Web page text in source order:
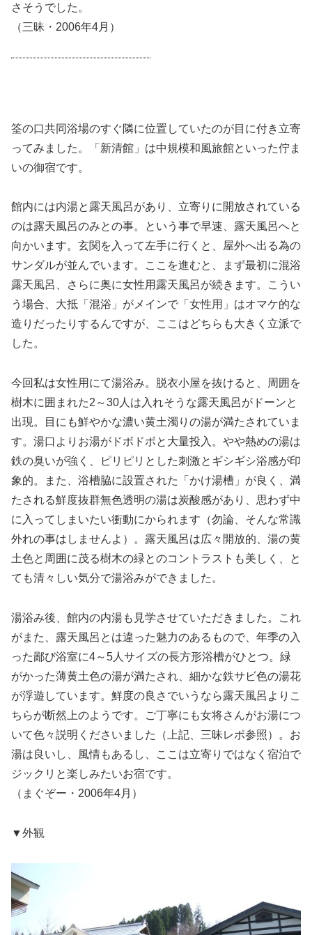
さそうでした。
（三昧・2006年4月）
筌の口共同浴場のすぐ隣に位置していたのが目に付き立寄
ってみました。「新清館」は中規模和風旅館といった佇ま
いの御宿です。
館内には内湯と露天風呂があり、立寄りに開放されている
のは露天風呂のみとの事。という事で早速、露天風呂へと
向かいます。玄関を入って左手に行くと、屋外へ出る為の
サンダルが並んでいます。ここを進むと、まず最初に混浴
露天風呂、さらに奥に女性用露天風呂が続きます。こうい
う場合、大抵「混浴」がメインで「女性用」はオマケ的な
造りだったりするんですが、ここはどちらも大きく立派で
した。
今回私は女性用にて湯浴み。脱衣小屋を抜けると、周囲を
樹木に囲まれた2～30人は入れそうな露天風呂がドーンと
出現。目にも鮮やかな濃い黄土濁りの湯が満たされていま
す。湯口よりお湯がドボドボと大量投入。やや熱めの湯は
鉄の臭いが強く、ピリピリとした刺激とギシギシ浴感が印
象的。また、浴槽脇に設置された「かけ湯槽」が良く、満
たされる鮮度抜群無色透明の湯は炭酸感があり、思わず中
に入ってしまいたい衝動にかられます（勿論、そんな常識
外れの事はしませんよ）。露天風呂は広々開放的、湯の黄
土色と周囲に茂る樹木の緑とのコントラストも美しく、と
ても清々しい気分で湯浴みができました。
湯浴み後、館内の内湯も見学させていただきました。これ
がまた、露天風呂とは違った魅力のあるもので、年季の入
った鄙び浴室に4～5人サイズの長方形浴槽がひとつ。緑
がかった薄黄土色の湯が満たされ、細かな鉄サビ色の湯花
が浮遊しています。鮮度の良さでいうなら露天風呂よりこ
ちらが断然上のようです。ご丁寧にも女将さんがお湯につ
いて色々説明くださいました（上記、三昧レポ参照）。お
湯は良いし、風情もあるし、ここは立寄りではなく宿泊で
ジックリと楽しみたいお宿です。
（まぐぞー・2006年4月）
▼外観